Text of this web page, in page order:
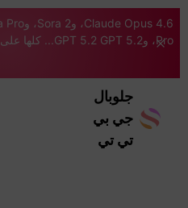
Pro، وGPT 5.2 GPT 5.2... كلها على نظام Pro. 46% OFF
جلوبال
جي بي
تي تي